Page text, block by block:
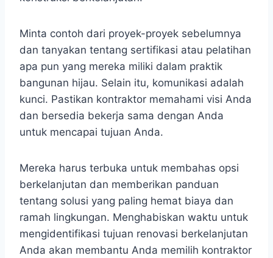
Minta contoh dari proyek-proyek sebelumnya
dan tanyakan tentang sertifikasi atau pelatihan
apa pun yang mereka miliki dalam praktik
bangunan hijau. Selain itu, komunikasi adalah
kunci. Pastikan kontraktor memahami visi Anda
dan bersedia bekerja sama dengan Anda
untuk mencapai tujuan Anda.
Mereka harus terbuka untuk membahas opsi
berkelanjutan dan memberikan panduan
tentang solusi yang paling hemat biaya dan
ramah lingkungan. Menghabiskan waktu untuk
mengidentifikasi tujuan renovasi berkelanjutan
Anda akan membantu Anda memilih kontraktor